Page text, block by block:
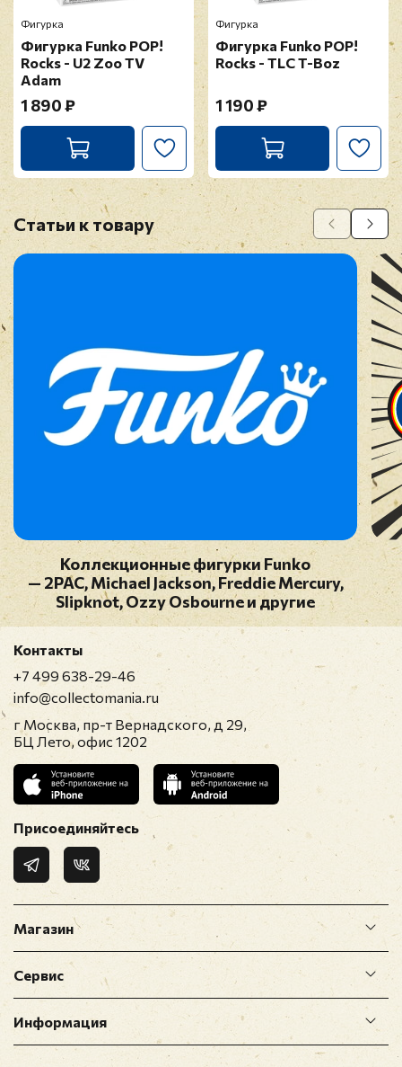
Фигурка
Фигурка Funko POP!
Rocks - U2 Zoo TV
Adam
1 890 ₽
Фигурка
Фигурка Funko POP!
Rocks - TLC T-Boz
1 190 ₽
Статьи к товару
Коллекционные фигурки Funko
— 2PAC, Michael Jackson, Freddie Mercury,
Slipknot, Ozzy Osbourne и другие
Магазин
Сервис
Информация
Контакты
+7 499 638-29-46
info@collectomania.ru
г Москва, пр-т Вернадского, д 29,
БЦ Лето, офис 1202
Присоединяйтесь